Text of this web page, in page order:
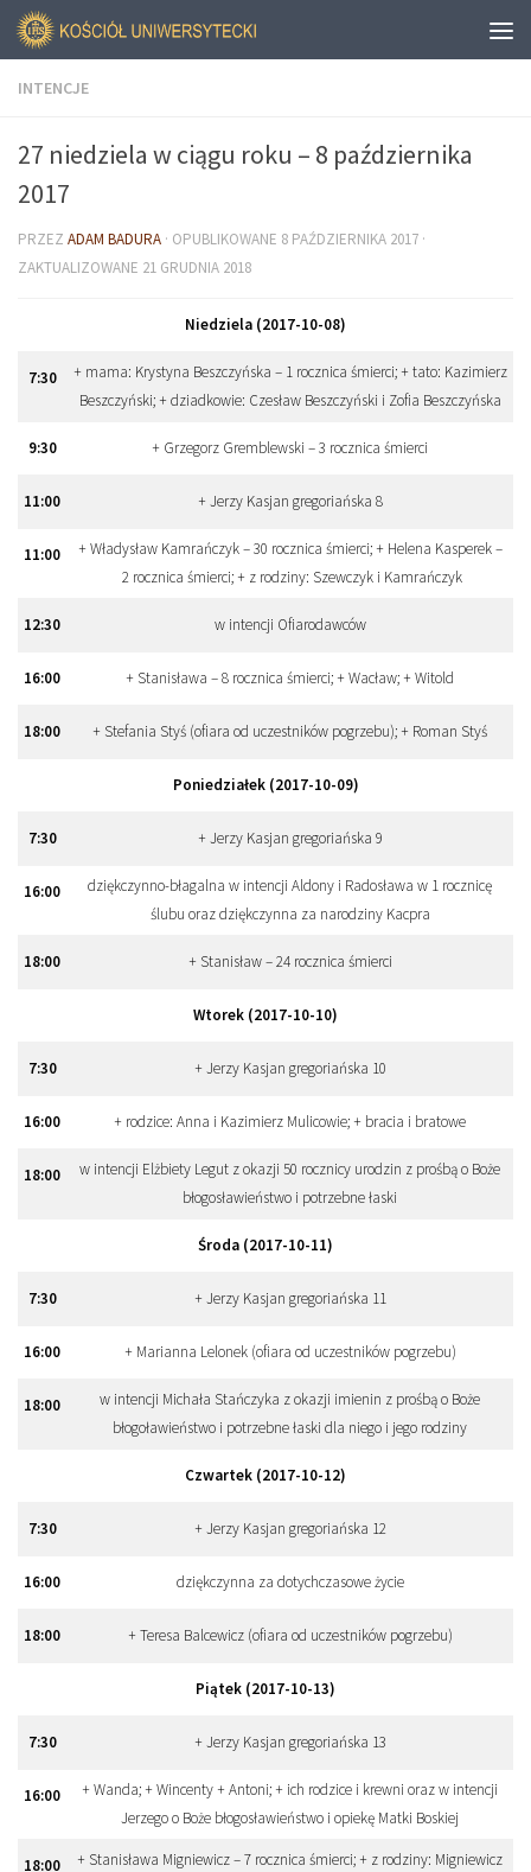
INTENCJE
27 niedziela w ciągu roku – 8 października
2017
PRZEZ ADAM BADURA · OPUBLIKOWANE 8 PAŹDZIERNIKA 2017 ·
ZAKTUALIZOWANE 21 GRUDNIA 2018
Niedziela (2017-10-08)
7:30
+ mama: Krystyna Beszczyńska – 1 rocznica śmierci; + tato: Kazimierz
Beszczyński; + dziadkowie: Czesław Beszczyński i Zofia Beszczyńska
9:30 + Grzegorz Gremblewski – 3 rocznica śmierci
11:00 + Jerzy Kasjan gregoriańska 8
11:00
+ Władysław Kamrańczyk – 30 rocznica śmierci; + Helena Kasperek –
2 rocznica śmierci; + z rodziny: Szewczyk i Kamrańczyk
12:30 w intencji Ofiarodawców
16:00 + Stanisława – 8 rocznica śmierci; + Wacław; + Witold
18:00 + Stefania Styś (ofiara od uczestników pogrzebu); + Roman Styś
Poniedziałek (2017-10-09)
7:30 + Jerzy Kasjan gregoriańska 9
16:00
dziękczynno-błagalna w intencji Aldony i Radosława w 1 rocznicę
ślubu oraz dziękczynna za narodziny Kacpra
18:00 + Stanisław – 24 rocznica śmierci
Wtorek (2017-10-10)
7:30 + Jerzy Kasjan gregoriańska 10
16:00 + rodzice: Anna i Kazimierz Mulicowie; + bracia i bratowe
18:00
w intencji Elżbiety Legut z okazji 50 rocznicy urodzin z prośbą o Boże
błogosławieństwo i potrzebne łaski
Środa (2017-10-11)
7:30 + Jerzy Kasjan gregoriańska 11
16:00 + Marianna Lelonek (ofiara od uczestników pogrzebu)
18:00
w intencji Michała Stańczyka z okazji imienin z prośbą o Boże
błogoławieństwo i potrzebne łaski dla niego i jego rodziny
Czwartek (2017-10-12)
7:30 + Jerzy Kasjan gregoriańska 12
16:00 dziękczynna za dotychczasowe życie
18:00 + Teresa Balcewicz (ofiara od uczestników pogrzebu)
Piątek (2017-10-13)
7:30 + Jerzy Kasjan gregoriańska 13
16:00
+ Wanda; + Wincenty + Antoni; + ich rodzice i krewni oraz w intencji
Jerzego o Boże błogosławieństwo i opiekę Matki Boskiej
18:00
+ Stanisława Migniewicz – 7 rocznica śmierci; + z rodziny: Migniewicz